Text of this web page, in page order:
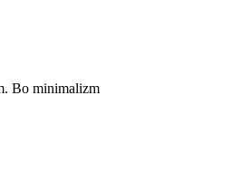
Bo minimalizm